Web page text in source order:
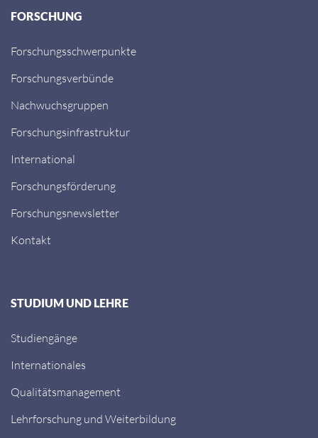
FORSCHUNG
Forschungsschwerpunkte
Forschungsverbünde
Nachwuchsgruppen
Forschungsinfrastruktur
International
Forschungsförderung
Forschungsnewsletter
Kontakt
STUDIUM UND LEHRE
Studiengänge
Internationales
Qualitätsmanagement
Lehrforschung und Weiterbildung